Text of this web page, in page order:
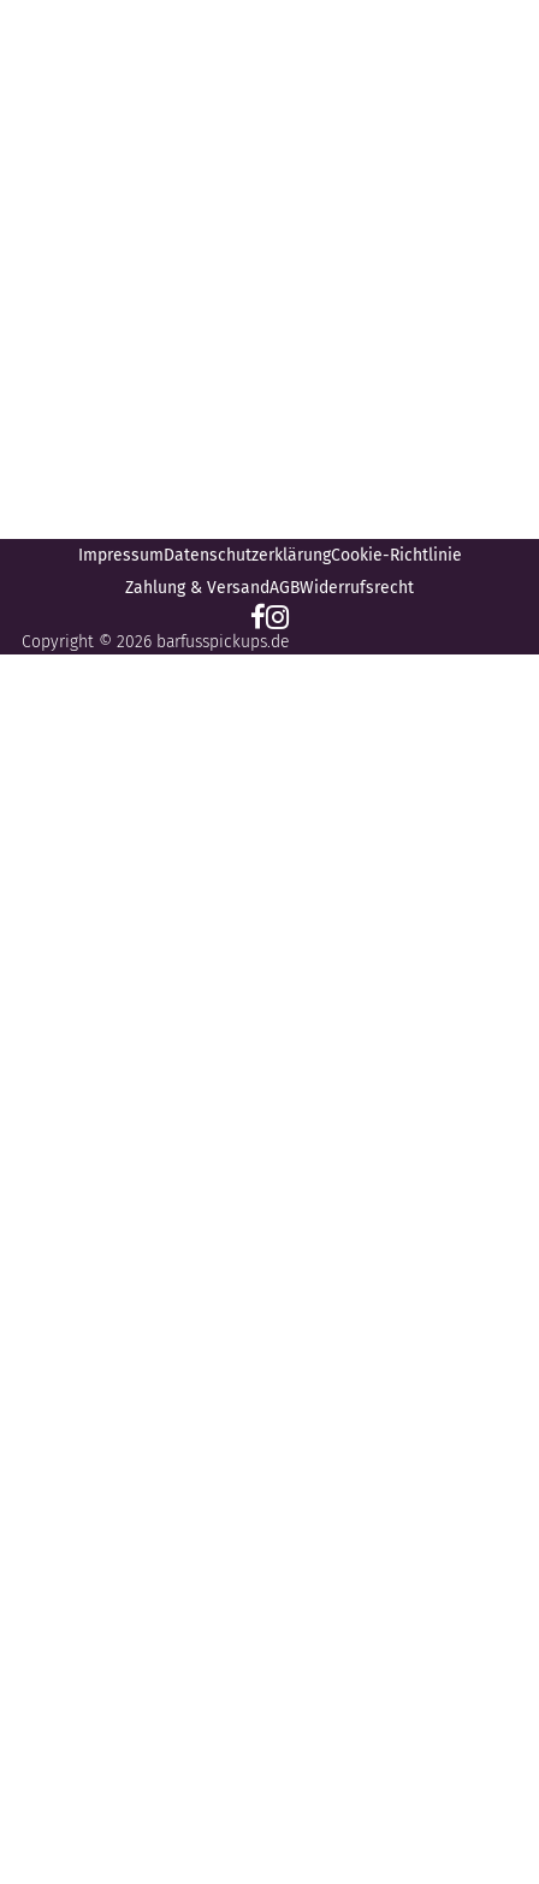
ImpressumDatenschutzerklärungCookie-Richtlinie
Zahlung & VersandAGBWiderrufsrecht
Copyright © 2026 barfusspickups.de